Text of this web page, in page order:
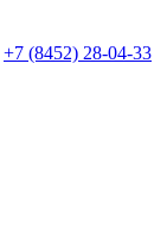
+7 (8452) 28-04-33